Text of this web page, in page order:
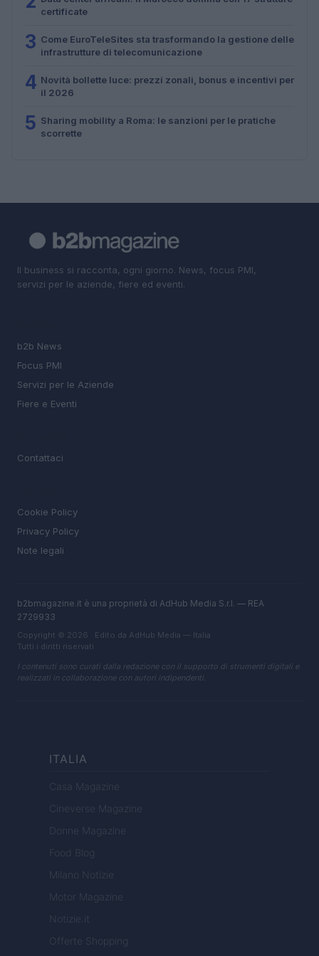
certificate
3 Come EuroTeleSites sta trasformando la gestione delle
infrastrutture di telecomunicazione
4 Novità bollette luce: prezzi zonali, bonus e incentivi per
il 2026
5 Sharing mobility a Roma: le sanzioni per le pratiche
scorrette
Il business si racconta, ogni giorno. News, focus PMI,
servizi per le aziende, fiere ed eventi.
b2b News
Focus PMI
Servizi per le Aziende
Fiere e Eventi
Contattaci
Cookie Policy
Privacy Policy
Note legali
b2bmagazine.it è una proprietà di AdHub Media S.r.l. — REA
2729933
Copyright © 2026 · Edito da AdHub Media — Italia
Tutti i diritti riservati
I contenuti sono curati dalla redazione con il supporto di strumenti digitali e
realizzati in collaborazione con autori indipendenti.
ITALIA
Casa Magazine
Cineverse Magazine
Donne Magazine
Food Blog
Milano Notizie
Motor Magazine
Notizie.it
Offerte Shopping